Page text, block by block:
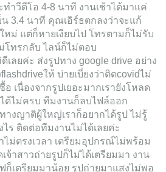
ทำวีดีโอ 4-8 นาที งานเช้าได้มาแค่
น 3.4 นาที คุณเอิร์ธตกลงว่าจะแก้
หม่ แต่ก็หายเงียบไป โทรตามก็ไม่รับ
โทรกลับ ไลน์ก็ไม่ตอบ
เลยค่ะ ส่งรูปทาง google drive อย่าง
flashdriveให้ บ่ายเบี่ยงว่าติดcovidไม่
อ เนื่องจากรูปเยอะมากเรายังโหลด
ด้ไม่ครบ ทีมงานก็ลบไฟล์ออก
างญาติผู้ใหญ่เราก็อยากได้รูป ไม่รู้
ไร ติดต่อทีมงานไม่ได้เลยค่ะ
ม่ตรงเวลา เตรียมอุปกรณ์ไม่พร้อม
จ้าสาวถ่ายรูปก็ไม่ได้เตรียมมา งาน
ก็เตรียมมาน้อย รูปถ่ายมาแสงไม่พอ